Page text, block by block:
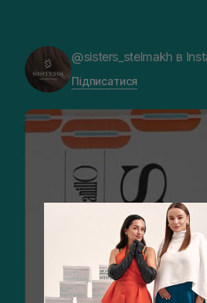
@sisters_stelmakh в
Підписатися